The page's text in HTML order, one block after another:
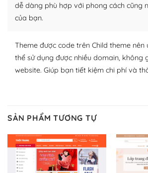
WordPress đa dạng plugin và themes
Với mọi Hosting bất kỳ thì WordPress
dàng thiết lập vì thực tế nó đã cung
trang web WordPress của bạn.
Dễ dàng lựa chọn Hosting cho website
– Bảo mật cực tốt
dễ dàng phù hợp với phong cách cũng
của bạn.
Theme được code trên Child theme
thể sử dụng được nhiều domain, không
website. Giúp bạn tiết kiệm chi phí và
SẢN PHẨM TƯƠNG TỰ